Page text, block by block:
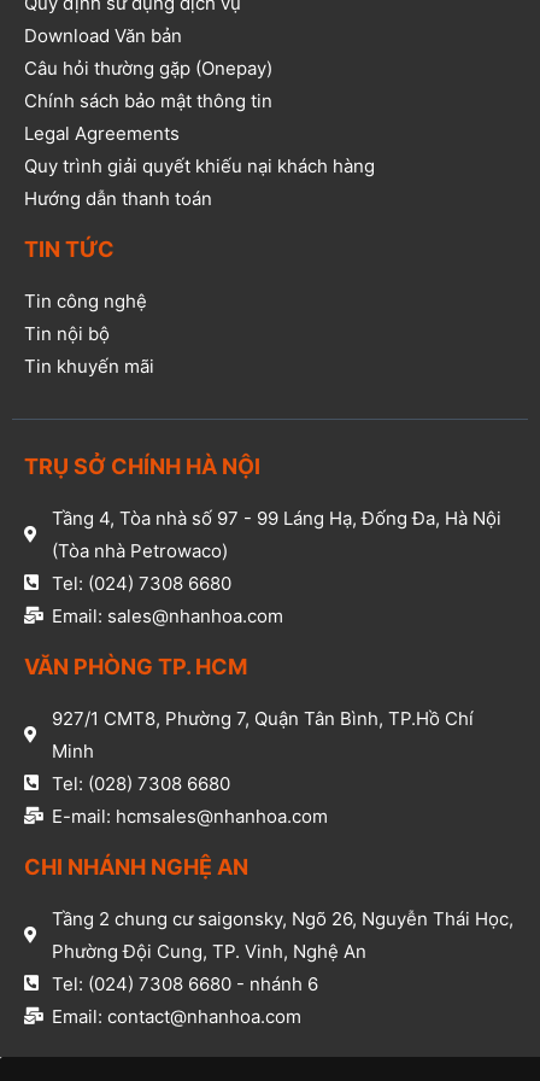
Download Văn bản
Câu hỏi thường gặp (Onepay)
Chính sách bảo mật thông tin
Legal Agreements
Quy trình giải quyết khiếu nại khách hàng
Hướng dẫn thanh toán
TIN TỨC
Tin công nghệ
Tin nội bộ
Tin khuyến mãi
TRỤ SỞ CHÍNH HÀ NỘI
Tầng 4, Tòa nhà số 97 - 99 Láng Hạ, Đống Đa, Hà Nội
(Tòa nhà Petrowaco)
Tel: (024) 7308 6680
Email: sales@nhanhoa.com
VĂN PHÒNG TP. HCM​
927/1 CMT8, Phường 7, Quận Tân Bình, TP.Hồ Chí
Minh​
Tel: (028) 7308 6680​
E-mail: hcmsales@nhanhoa.com​
CHI NHÁNH NGHỆ AN​
Tầng 2 chung cư saigonsky, Ngõ 26, Nguyễn Thái Học,
Phường Đội Cung, TP. Vinh, Nghệ An​
Tel: (024) 7308 6680 - nhánh 6​
Email: contact@nhanhoa.com​